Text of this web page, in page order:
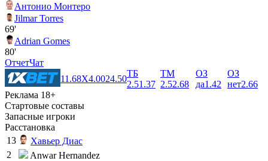
Антонио Монтеро
Jilmar Torres
69'
Adrian Gomes
80'
ОтчетЧат
11.68X4.0024.50
ТБ
2.51.37
ТМ
2.52.68
ОЗ
да1.42
ОЗ
нет2.66
Реклама 18+
Стартовые составы
Запасные игроки
Расстановка
13
Хавьер Диас
2
Anwar Hernandez